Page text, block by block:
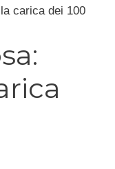
carica dei 100